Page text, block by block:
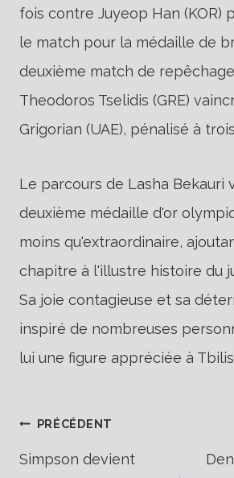
fois contre Juyeop Han (KOR)
le match pour la médaille de
deuxième match de
Theodoros Tselidis (GRE)
Grigorian (UAE), pénalisé à
Le parcours de Lasha Bekauri
deuxième médaille d'or
moins qu'extraordinaire,
chapitre à l'illustre histoire du
Sa joie contagieuse et sa
inspiré de nombreuses
lui une figure appréciée à
PRÉCÉDENT
Simpson devient